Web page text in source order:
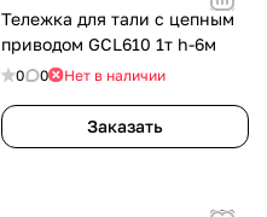
Тележка для тали с цепным
приводом GCL610 1т h-6м
0 0 Нет в наличии
Заказать